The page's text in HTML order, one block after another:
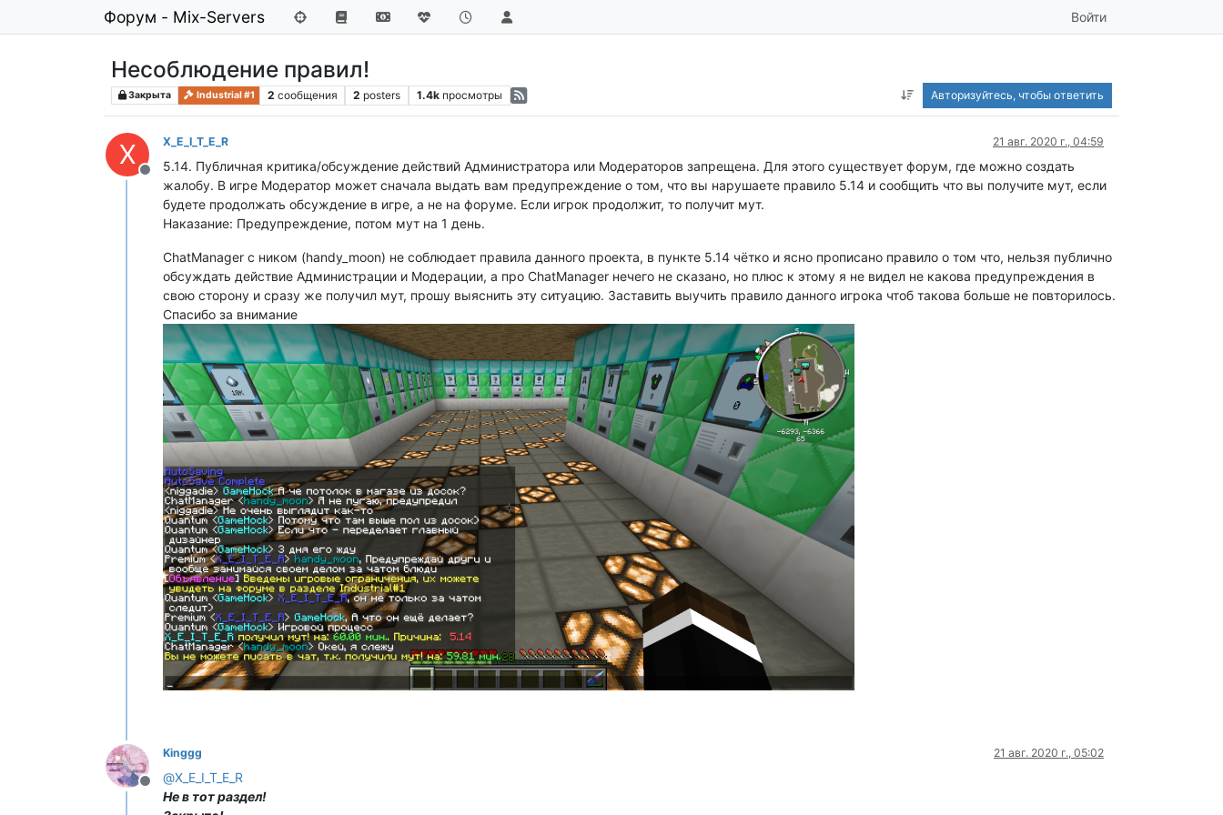
Форум - Mix-Servers Войти
Несоблюдение правил!
Закрыта Industrial #1 2 сообщения 2 posters 1.4k просмотры Авторизуйтесь, чтобы ответить
X
Не в сети
X_E_I_T_E_R 21 авг. 2020 г., 04:59
5.14. Публичная критика/обсуждение действий Администратора или Модераторов запрещена. Для этого существует форум, где можно создать
жалобу. В игре Модератор может сначала выдать вам предупреждение о том, что вы нарушаете правило 5.14 и сообщить что вы получите мут, если
будете продолжать обсуждение в игре, а не на форуме. Если игрок продолжит, то получит мут.
Наказание: Предупреждение, потом мут на 1 день.
ChatManager с ником (handy_moon) не соблюдает правила данного проекта, в пункте 5.14 чётко и ясно прописано правило о том что, нельзя публично
обсуждать действие Администрации и Модерации, а про ChatManager нечего не сказано, но плюс к этому я не видел не какова предупреждения в
свою сторону и сразу же получил мут, прошу выяснить эту ситуацию. Заставить выучить правило данного игрока чтоб такова больше не повторилось.
Спасибо за внимание
Не в сети
Kinggg 21 авг. 2020 г., 05:02
@X_E_I_T_E_R
Не в тот раздел!